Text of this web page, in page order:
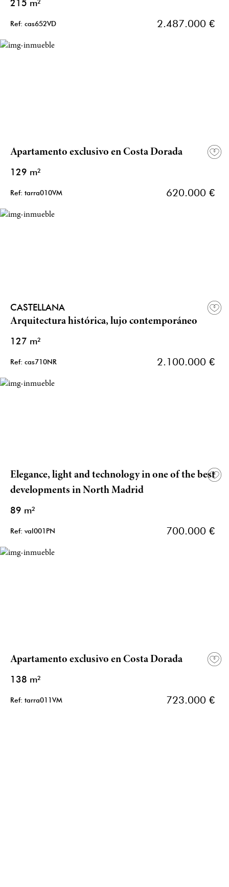
215 m²
Ref: cas652VD 2.487.000 €
Apartamento exclusivo en Costa Dorada
129 m²
Ref: tarra010VM 620.000 €
CASTELLANA
Arquitectura histórica, lujo contemporáneo
127 m²
Ref: cas710NR 2.100.000 €
Elegance, light and technology in one of the best
developments in North Madrid
89 m²
Ref: val001PN 700.000 €
Apartamento exclusivo en Costa Dorada
138 m²
Ref: tarra011VM 723.000 €